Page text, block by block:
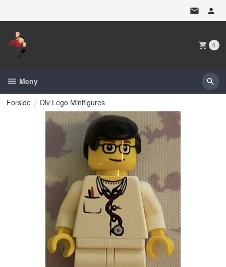
0
Meny
Forside Div Lego Minifigures